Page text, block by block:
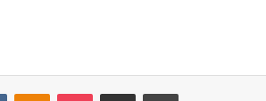
VKontakteOdnoklassniki
Pocket Share via Email Print